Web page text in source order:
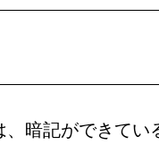
、暗記ができてい